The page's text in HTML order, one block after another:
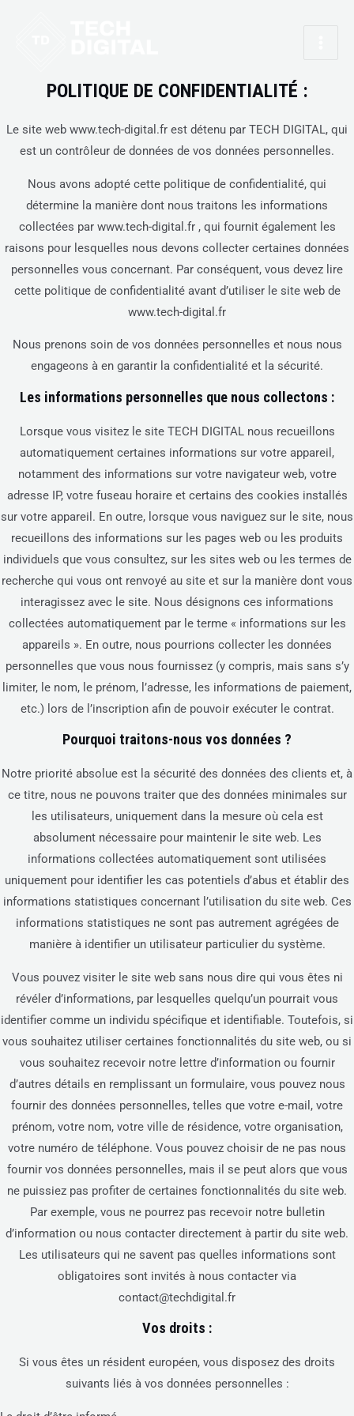
POLITIQUE DE CONFIDENTIALITÉ :
Le site web www.tech-digital.fr est détenu par TECH DIGITAL, qui
est un contrôleur de données de vos données personnelles.
Nous avons adopté cette politique de confidentialité, qui
détermine la manière dont nous traitons les informations
collectées par www.tech-digital.fr , qui fournit également les
raisons pour lesquelles nous devons collecter certaines données
personnelles vous concernant. Par conséquent, vous devez lire
cette politique de confidentialité avant d’utiliser le site web de
www.tech-digital.fr
Nous prenons soin de vos données personnelles et nous nous
engageons à en garantir la confidentialité et la sécurité.
Les informations personnelles que nous collectons :
Lorsque vous visitez le site TECH DIGITAL nous recueillons
automatiquement certaines informations sur votre appareil,
notamment des informations sur votre navigateur web, votre
adresse IP, votre fuseau horaire et certains des cookies installés
sur votre appareil. En outre, lorsque vous naviguez sur le site, nous
recueillons des informations sur les pages web ou les produits
individuels que vous consultez, sur les sites web ou les termes de
recherche qui vous ont renvoyé au site et sur la manière dont vous
interagissez avec le site. Nous désignons ces informations
collectées automatiquement par le terme « informations sur les
appareils ». En outre, nous pourrions collecter les données
personnelles que vous nous fournissez (y compris, mais sans s’y
limiter, le nom, le prénom, l’adresse, les informations de paiement,
etc.) lors de l’inscription afin de pouvoir exécuter le contrat.
Pourquoi traitons-nous vos données ?
Notre priorité absolue est la sécurité des données des clients et, à
ce titre, nous ne pouvons traiter que des données minimales sur
les utilisateurs, uniquement dans la mesure où cela est
absolument nécessaire pour maintenir le site web. Les
informations collectées automatiquement sont utilisées
uniquement pour identifier les cas potentiels d’abus et établir des
informations statistiques concernant l’utilisation du site web. Ces
informations statistiques ne sont pas autrement agrégées de
manière à identifier un utilisateur particulier du système.
Vous pouvez visiter le site web sans nous dire qui vous êtes ni
révéler d’informations, par lesquelles quelqu’un pourrait vous
identifier comme un individu spécifique et identifiable. Toutefois, si
vous souhaitez utiliser certaines fonctionnalités du site web, ou si
vous souhaitez recevoir notre lettre d’information ou fournir
d’autres détails en remplissant un formulaire, vous pouvez nous
fournir des données personnelles, telles que votre e-mail, votre
prénom, votre nom, votre ville de résidence, votre organisation,
votre numéro de téléphone. Vous pouvez choisir de ne pas nous
fournir vos données personnelles, mais il se peut alors que vous
ne puissiez pas profiter de certaines fonctionnalités du site web.
Par exemple, vous ne pourrez pas recevoir notre bulletin
d’information ou nous contacter directement à partir du site web.
Les utilisateurs qui ne savent pas quelles informations sont
obligatoires sont invités à nous contacter via
contact@techdigital.fr
Vos droits :
Si vous êtes un résident européen, vous disposez des droits
suivants liés à vos données personnelles :